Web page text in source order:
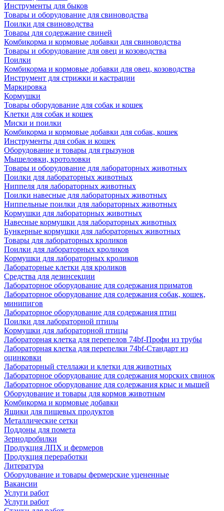
Инструменты для быков
Товары и оборудование для свиноводства
Поилки для свиноводства
Товары для содержание свиней
Комбикорма и кормовые добавки для свиноводства
Товары и оборудование для овец и козоводства
Поилки
Комбикорма и кормовые добавки для овец, козоводства
Инструмент для стрижки и кастрации
Маркировка
Кормушки
Товары оборудование для собак и кошек
Клетки для собак и кошек
Миски и поилки
Комбикорма и кормовые добавки для собак, кошек
Инструменты для собак и кошек
Оборудование и товары для грызунов
Мышеловки, кротоловки
Товары и оборудование для лабораторных животных
Поилки для лабораторных животных
Ниппеля для лабораторных животных
Поилки навесные для лабораторных животных
Ниппельные поилки для лабораторных животных
Кормушки для лабораторных животных
Навесные кормушки для лабораторных животных
Бункерные кормушки для лабораторных животных
Товары для лабораторных кроликов
Поилки для лабораторных кроликов
Кормушки для лабораторных кроликов
Лабораторные клетки для кроликов
Средства для дезинсекции
Лабораторное оборудование для содержания приматов
Лабораторное оборудование для содержания собак, кошек,
минипигов
Лабораторное оборудование для содержания птиц
Поилки для лабораторной птицы
Кормушки для лабораторной птицы
Лабораторная клетка для перепелов 74bf-Профи из трубы
Лабораторная клетка для перепелки 74bf-Стандарт из
оцинковки
Лабораторный стеллажи и клетки для животных
Лабораторное оборудование для содержания морских свинок
Лабораторное оборудование для содержания крыс и мышей
Оборудование и товары для кормов животным
Комбикорма и кормовые добавки
Ящики для пищевых продуктов
Металлические сетки
Поддоны для помета
Зернодробилки
Продукция ЛПХ и фермеров
Продукция переработки
Литература
Оборудование и товары фермерские уцененные
Вакансии
Услуги работ
Услуги работ